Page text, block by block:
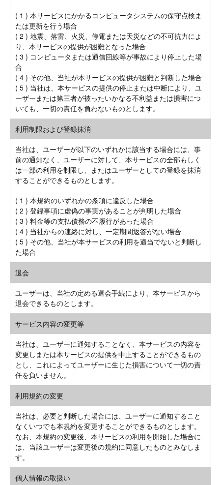
( 1 ) 本サービスにかかるコンピュータシステムの保守点検ま
たは更新を行う場合
( 2 ) 地震、落雷、火災、停電または天災などの不可抗力によ
り、本サービスの提供が困難となった場合
( 3 ) コンピュータまたは通信回線等が事故により停止した場
合
( 4 ) その他、当社が本サービスの提供が困難と判断した場合
( 5 ) 当社は、本サービスの提供の停止または中断により、ユ
ーザーまたは第三者が被ったいかなる不利益または損害につ
いても、一切の責任を負わないものとします。
利用制限および登録抹消
当社は、ユーザーが以下のいずれかに該当する場合には、事
前の通知なく、ユーザーに対して、本サービスの全部もしく
は一部の利用を制限し、またはユーザーとしての登録を抹消
することができるものとします。
( 1 ) 本規約のいずれかの条項に違反した場合
( 2 ) 登録事項に虚偽の事実があることが判明した場合
( 3 ) 料金等の支払債務の不履行があった場合
( 4 ) 当社からの連絡に対し、一定期間返答がない場合
( 5 ) その他、当社が本サービスの利用を適当でないと判断し
た場合
退会
ユーザーは、当社の定める退会手続により、本サービスから
退会できるものとします。
サービス内容の変更等
当社は、ユーザーに通知することなく、本サービスの内容を
変更しまたは本サービスの提供を中止することができるもの
とし、これによってユーザーに生じた損害について一切の責
任を負いません。
利用規約の変更
当社は、必要と判断した場合には、ユーザーに通知すること
なくいつでも本規約を変更することができるものとします。
なお、本規約の変更後、本サービスの利用を開始した場合に
は、当該ユーザーは変更後の規約に同意したものとみなしま
す。
個人情報の取扱い